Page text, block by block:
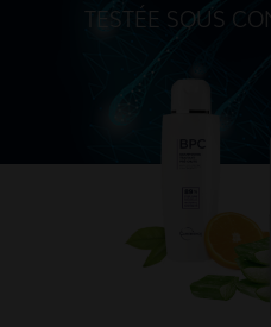
TESTÉE SOUS